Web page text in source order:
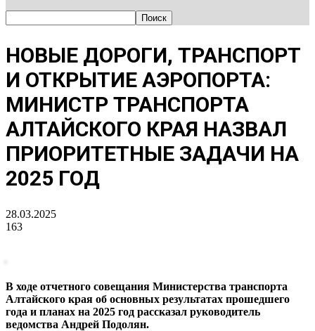
НОВЫЕ ДОРОГИ, ТРАНСПОРТ
И ОТКРЫТИЕ АЭРОПОРТА:
МИНИСТР ТРАНСПОРТА
АЛТАЙСКОГО КРАЯ НАЗВАЛ
ПРИОРИТЕТНЫЕ ЗАДАЧИ НА
2025 ГОД
28.03.2025
163
В ходе отчетного совещания Министерства транспорта
Алтайского края об основных результатах прошедшего
года и планах на 2025 год рассказал руководитель
ведомства Андрей Подолян.